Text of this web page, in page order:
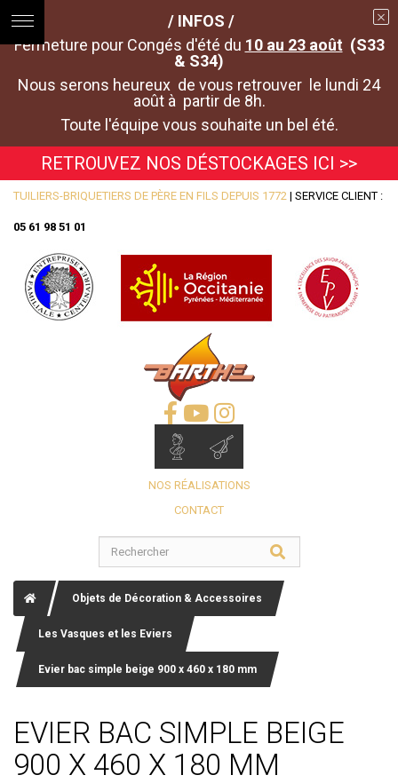
/ INFOS /
Fermeture pour Congés d'été du 10 au 23 août (S33
& S34)
Nous serons heureux de vous retrouver le lundi 24
août à partir de 8h.
Toute l'équipe vous souhaite un bel été.
RETROUVEZ NOS DÉSTOCKAGES ICI >>
TUILIERS-BRIQUETIERS DE PÈRE EN FILS DEPUIS 1772 | SERVICE CLIENT :
05 61 98 51 01
NOS RÉALISATIONS
CONTACT
Objets de Décoration & Accessoires
Les Vasques et les Eviers
Evier bac simple beige 900 x 460 x 180 mm
EVIER BAC SIMPLE BEIGE
900 X 460 X 180 MM